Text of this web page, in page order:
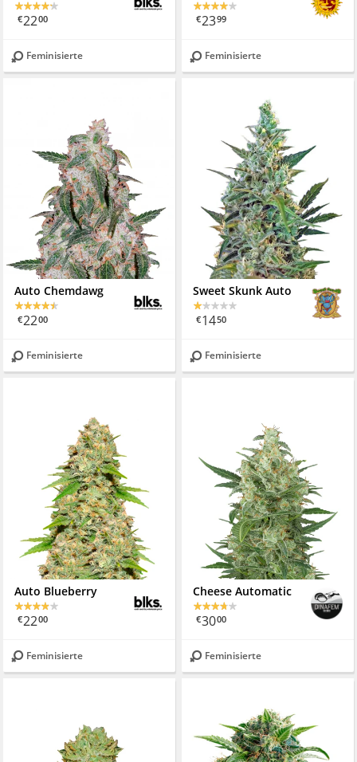
€2200
Feminisierte
€2399
Feminisierte
Auto Chemdawg
€2200
Feminisierte
Sweet Skunk Auto
€1450
Feminisierte
Auto Blueberry
€2200
Feminisierte
Cheese Automatic
€3000
Feminisierte